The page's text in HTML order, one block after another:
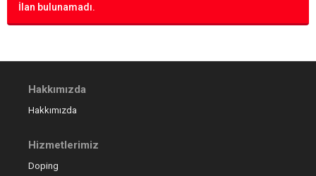
İlan bulunamadı.
Hakkımızda
Hakkımızda
Hizmetlerimiz
Doping